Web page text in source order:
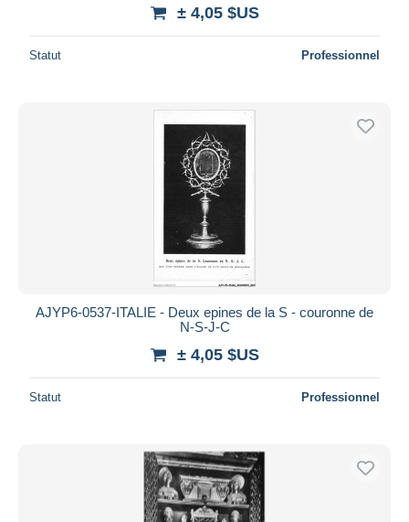
± 4,05 $US
Statut Professionnel
AJYP6-0537-ITALIE - Deux epines de la S - couronne de
N-S-J-C
± 4,05 $US
Statut Professionnel